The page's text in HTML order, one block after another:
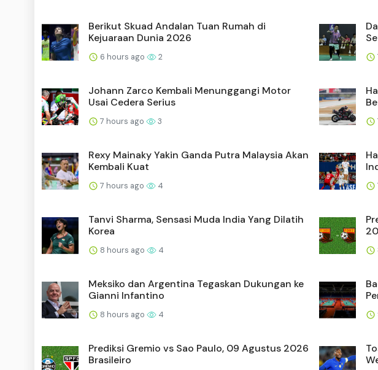
Berikut Skuad Andalan Tuan Rumah di
Kejuaraan Dunia 2026
6 hours ago 2
Johann Zarco Kembali Menunggangi Motor
Usai Cedera Serius
7 hours ago 3
Rexy Mainaky Yakin Ganda Putra Malaysia Akan
Kembali Kuat
7 hours ago 4
Tanvi Sharma, Sensasi Muda India Yang Dilatih
Korea
8 hours ago 4
Meksiko dan Argentina Tegaskan Dukungan ke
Gianni Infantino
8 hours ago 4
Prediksi Gremio vs Sao Paulo, 09 Agustus 2026
Brasileiro